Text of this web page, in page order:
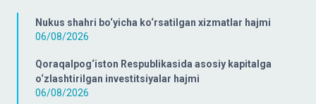
Nukus shahri bo‘yicha ko‘rsatilgan xizmatlar hajmi
06/08/2026
Qoraqalpog‘iston Respublikasida asosiy kapitalga
o‘zlashtirilgan investitsiyalar hajmi
06/08/2026